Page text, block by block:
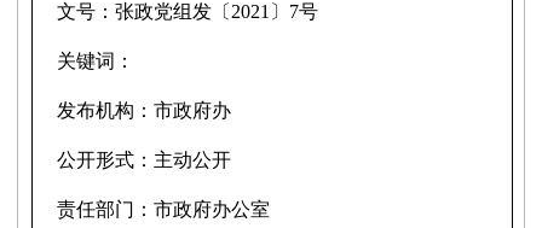
文号：张政党组发〔2021〕7号
关键词：
发布机构：市政府办
公开形式： 主动公开
责任部门：市政府办公室